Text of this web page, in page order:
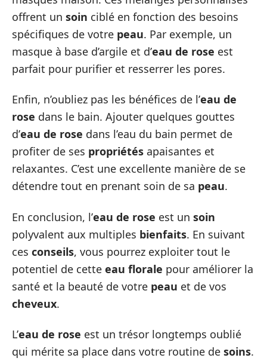
offrent un soin ciblé en fonction des besoins
spécifiques de votre peau. Par exemple, un
masque à base d’argile et d’eau de rose est
parfait pour purifier et resserrer les pores.
Enfin, n’oubliez pas les bénéfices de l’eau de
rose dans le bain. Ajouter quelques gouttes
d’eau de rose dans l’eau du bain permet de
profiter de ses propriétés apaisantes et
relaxantes. C’est une excellente manière de se
détendre tout en prenant soin de sa peau.
En conclusion, l’eau de rose est un soin
polyvalent aux multiples bienfaits. En suivant
ces conseils, vous pourrez exploiter tout le
potentiel de cette eau florale pour améliorer la
santé et la beauté de votre peau et de vos
cheveux.
L’eau de rose est un trésor longtemps oublié
qui mérite sa place dans votre routine de soins.